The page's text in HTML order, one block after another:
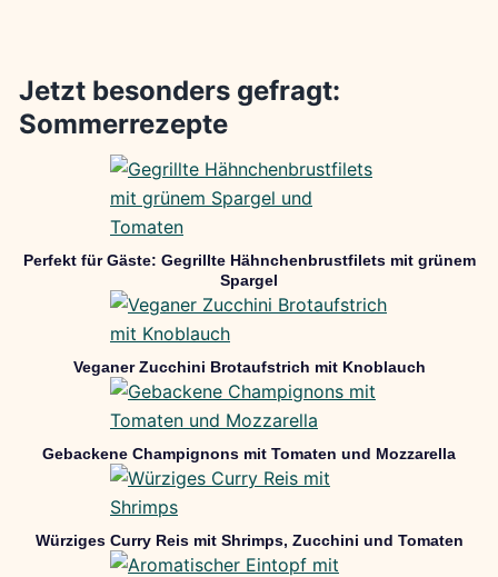
Jetzt besonders gefragt:
Sommerrezepte
Perfekt für Gäste: Gegrillte Hähnchenbrustfilets mit grünem
Spargel
Veganer Zucchini Brotaufstrich mit Knoblauch
Gebackene Champignons mit Tomaten und Mozzarella
Würziges Curry Reis mit Shrimps, Zucchini und Tomaten